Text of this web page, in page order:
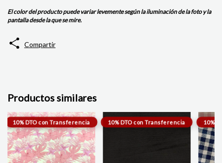
El color del producto puede variar levemente según la iluminación de la foto y la
pantalla desde la que se mire.
Compartir
Productos similares